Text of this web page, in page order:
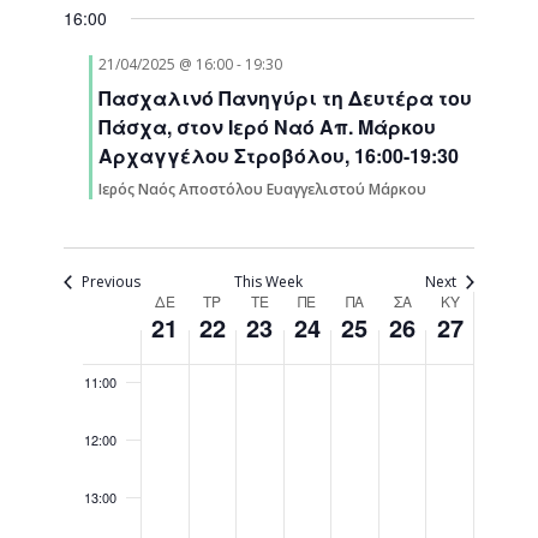
16:00
21/04/2025 @ 16:00- 19:30
Πασχαλινό Πανηγύρι τη Δευτέρα του
Πάσχα, στον Ιερό Ναό Απ. Μάρκου
Αρχαγγέλου Στροβόλου, 16:00-19:30
Ιερός Ναός Αποστόλου Ευαγγελιστού Μάρκου
Previous This Week Next
Events
ΔΕ
21
ΤΡ
22
ΤΕ
23
ΠΕ
24
ΠΑ
25
ΣΑ
26
ΚΥ
27
06:00
07:00
11:00
12:00
13:00